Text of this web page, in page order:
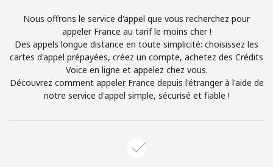
ou
Continue avec
Nous offrons le service d'appel que vous recherchez pour
appeler France au tarif le moins cher !
Des appels longue distance en toute simplicité: choisissez les
cartes d'appel prépayées, créez un compte, achetez des Crédits
Voice en ligne et appelez chez vous.
Découvrez comment appeler France depuis l'étranger à l'aide de
notre service d'appel simple, sécurisé et fiable !